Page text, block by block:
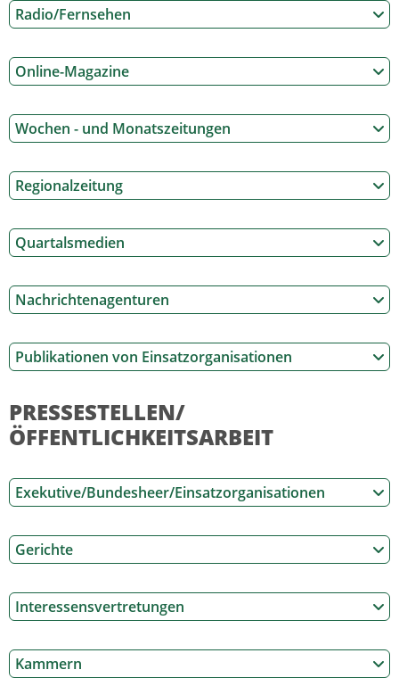
Radio/Fernsehen
Online-Magazine
Wochen - und Monatszeitungen
Regionalzeitung
Quartalsmedien
Nachrichtenagenturen
Publikationen von Einsatzorganisationen
PRESSESTELLEN/
ÖFFENTLICHKEITSARBEIT
Exekutive/Bundesheer/Einsatzorganisationen
Gerichte
Interessensvertretungen
Kammern